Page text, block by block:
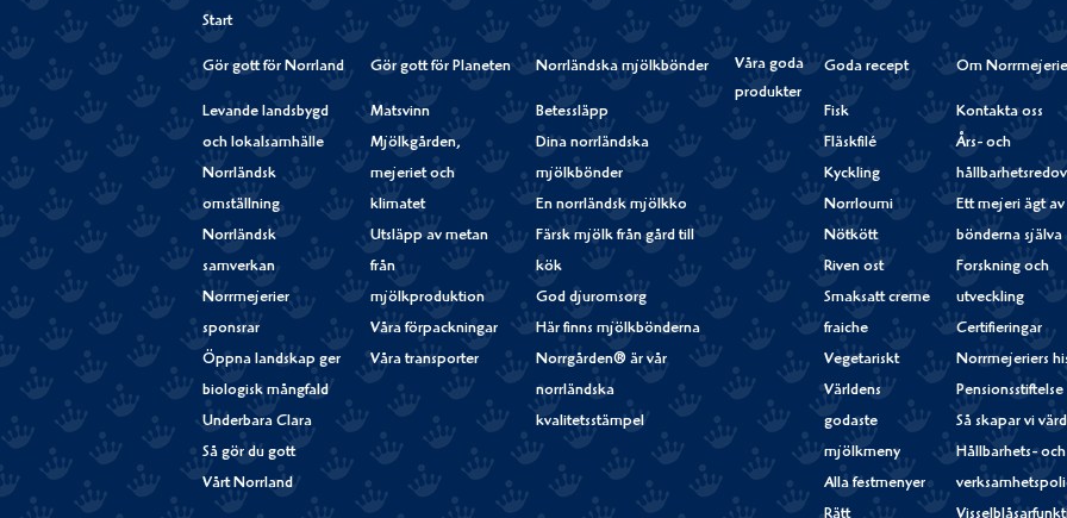
Start
Gör gott för Norrland
Levande landsbygd
och lokalsamhälle
Norrländsk
omställning
Norrländsk
samverkan
Norrmejerier
sponsrar
Öppna landskap ger
biologisk mångfald
Underbara Clara
Så gör du gott
Vårt Norrland
Gör gott för Planeten
Matsvinn
Mjölkgården,
mejeriet och
klimatet
Utsläpp av metan
från
mjölkproduktion
Våra förpackningar
Våra transporter
Norrländska mjölkbönder
Betessläpp
Dina norrländska
mjölkbönder
En norrländsk mjölkko
Färsk mjölk från gård till
kök
God djuromsorg
Här finns mjölkbönderna
Norrgården® är vår
norrländska
kvalitetsstämpel
Våra goda
produkter
Goda recept
Fisk
Fläskfilé
Kyckling
Norrloumi
Nötkött
Riven ost
Smaksatt creme
fraiche
Vegetariskt
Världens
godaste
mjölkmeny
Alla festmenyer
Rätt
Om
Kontakta oss
Års- och
Ett mejeri ägt av
bönderna själva
Forskning och
utveckling
Certifieringar
Norrmejeriers
Pensionsstiftelse
Så skapar vi
Hållbarhets- och